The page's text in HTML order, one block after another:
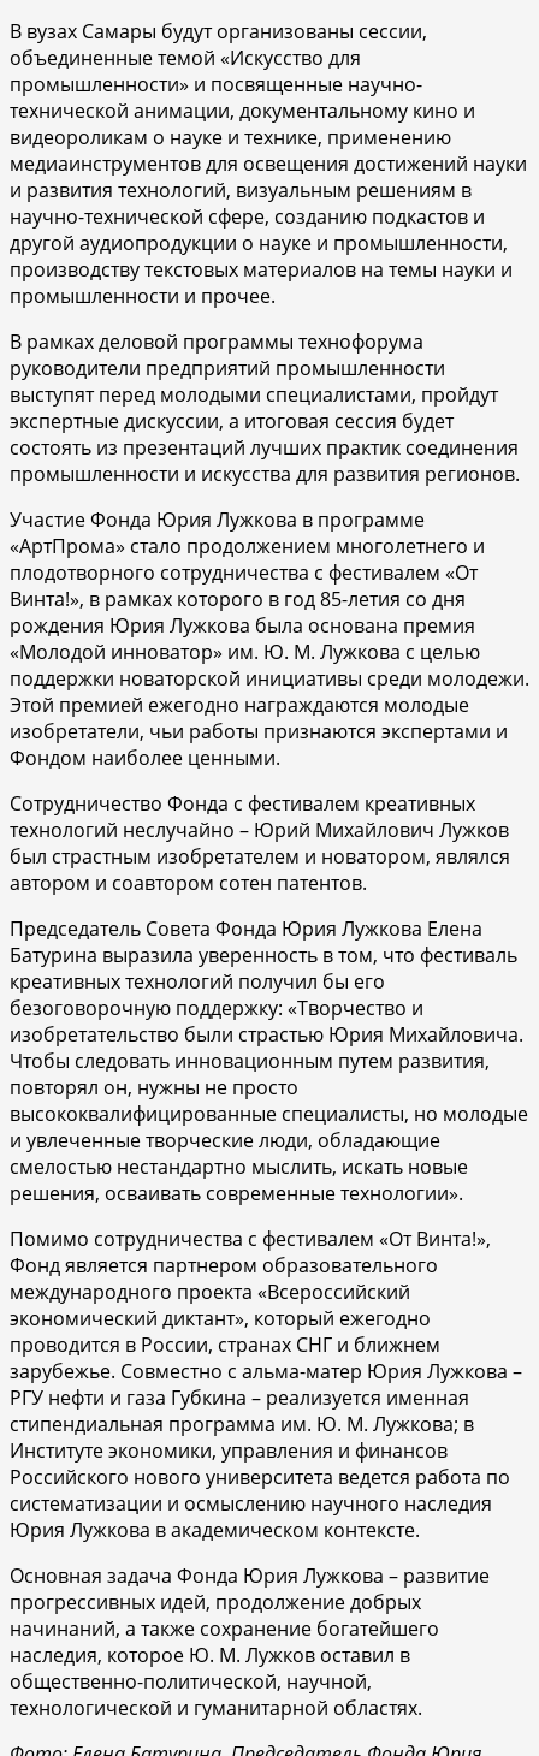
В вузах Самары будут организованы сессии,
объединенные темой «Искусство для
промышленности» и посвященные научно-
технической анимации, документальному кино и
видеороликам о науке и технике, применению
медиаинструментов для освещения достижений науки
и развития технологий, визуальным решениям в
научно-технической сфере, созданию подкастов и
другой аудиопродукции о науке и промышленности,
производству текстовых материалов на темы науки и
промышленности и прочее.
В рамках деловой программы технофорума
руководители предприятий промышленности
выступят перед молодыми специалистами, пройдут
экспертные дискуссии, а итоговая сессия будет
состоять из презентаций лучших практик соединения
промышленности и искусства для развития регионов.
Участие Фонда Юрия Лужкова в программе
«АртПрома» стало продолжением многолетнего и
плодотворного сотрудничества с фестивалем «От
Винта!», в рамках которого в год 85-летия со дня
рождения Юрия Лужкова была основана премия
«Молодой инноватор» им. Ю. М. Лужкова с целью
поддержки новаторской инициативы среди молодежи.
Этой премией ежегодно награждаются молодые
изобретатели, чьи работы признаются экспертами и
Фондом наиболее ценными.
Сотрудничество Фонда с фестивалем креативных
технологий неслучайно – Юрий Михайлович Лужков
был страстным изобретателем и новатором, являлся
автором и соавтором сотен патентов.
Председатель Совета Фонда Юрия Лужкова Елена
Батурина выразила уверенность в том, что фестиваль
креативных технологий получил бы его
безоговорочную поддержку: «Творчество и
изобретательство были страстью Юрия Михайловича.
Чтобы следовать инновационным путем развития,
повторял он, нужны не просто
высококвалифицированные специалисты, но молодые
и увлеченные творческие люди, обладающие
смелостью нестандартно мыслить, искать новые
решения, осваивать современные технологии».
Помимо сотрудничества с фестивалем «От Винта!»,
Фонд является партнером образовательного
международного проекта «Всероссийский
экономический диктант», который ежегодно
проводится в России, странах СНГ и ближнем
зарубежье. Совместно с альма-матер Юрия Лужкова –
РГУ нефти и газа Губкина – реализуется именная
стипендиальная программа им. Ю. М. Лужкова; в
Институте экономики, управления и финансов
Российского нового университета ведется работа по
систематизации и осмыслению научного наследия
Юрия Лужкова в академическом контексте.
Основная задача Фонда Юрия Лужкова – развитие
прогрессивных идей, продолжение добрых
начинаний, а также сохранение богатейшего
наследия, которое Ю. М. Лужков оставил в
общественно-политической, научной,
технологической и гуманитарной областях.